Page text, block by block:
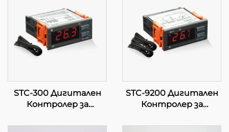
STC-300 Дигитален
Контролер за
Прецизност и
STC-9200 Дигитален
Контролер за
Напреден,